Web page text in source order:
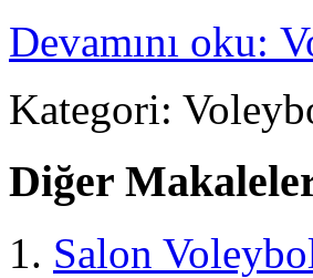
Devamını oku:
Kategori:
Diğer
Salon